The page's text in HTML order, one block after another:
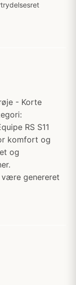
- Korte
RS S11
komfort og
og
være genereret